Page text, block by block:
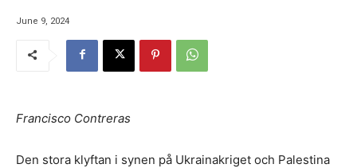
June 9, 2024
Francisco Contreras
Den stora klyftan i synen på Ukrainakriget och Palestina